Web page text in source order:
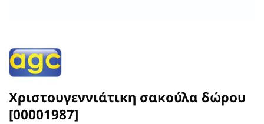
Χριστουγεννιάτικη σακούλα δώρου
[00001987]